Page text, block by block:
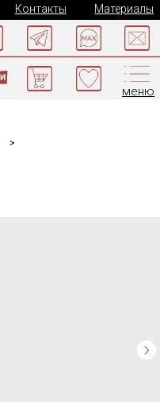
Материалы
меню